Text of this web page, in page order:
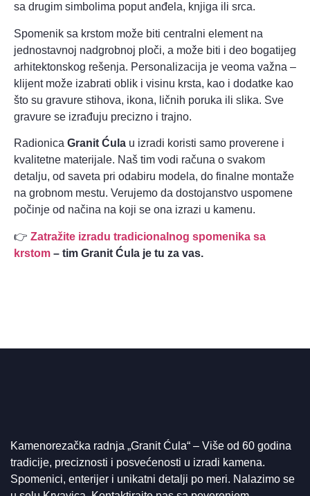
sa drugim simbolima poput anđela, knjiga ili srca.
Spomenik sa krstom može biti centralni element na
jednostavnoj nadgrobnoj ploči, a može biti i deo bogatijeg
arhitektonskog rešenja. Personalizacija je veoma važna –
klijent može izabrati oblik i visinu krsta, kao i dodatke kao
što su gravure stihova, ikona, ličnih poruka ili slika. Sve
gravure se izrađuju precizno i trajno.
Radionica Granit Ćula u izradi koristi samo proverene i
kvalitetne materijale. Naš tim vodi računa o svakom
detalju, od saveta pri odabiru modela, do finalne montaže
na grobnom mestu. Verujemo da dostojanstvo uspomene
počinje od načina na koji se ona izrazi u kamenu.
👉 Zatražite izradu tradicionalnog spomenika sa
krstom – tim Granit Ćula je tu za vas.
Kamenorezačka radnja „Granit Ćula“ – Više od 60 godina
tradicije, preciznosti i posvećenosti u izradi kamena.
Spomenici, enterijer i unikatni detalji po meri. Nalazimo se